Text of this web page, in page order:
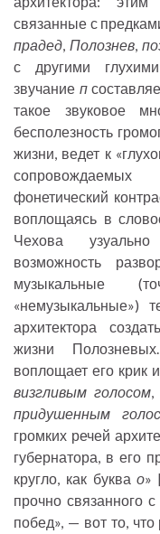
связанные с
прадед, Полознев,
с другими
звучание п
такое звуковое
бесполезность
жизни, ведет к
фонетический
воплощаясь в
Чехова узуально
возможность
музыкальные
«немузыкальные»)
архитектора
жизни
воплощает его крик
визгливым голосом,
придушенным
громких речей
губернатора, в его
кругло, как буквао»
прочно связанного
побед», — вот то, что